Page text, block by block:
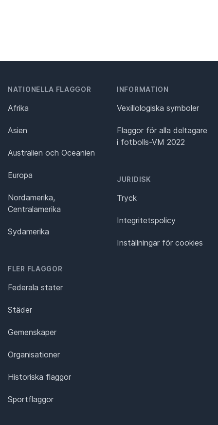
NATIONELLA FLAGGOR
Afrika
Asien
Australien och Oceanien
Europa
Nordamerika,
Centralamerika
Sydamerika
FLER FLAGGOR
Federala stater
Städer
Gemenskaper
Organisationer
Historiska flaggor
Sportflaggor
INFORMATION
Vexillologiska symboler
Flaggor för alla deltagare
i fotbolls-VM 2022
JURIDISK
Tryck
Integritetspolicy
Inställningar för cookies